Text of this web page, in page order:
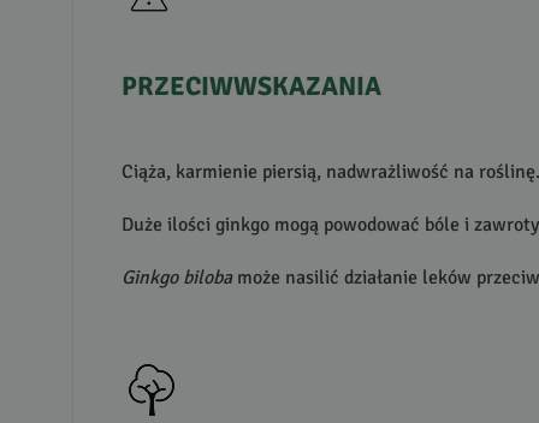
PRZECIWWSKAZANIA
Ciąża, karmienie piersią, nadwrażliwość na roślinę.
Duże ilości ginkgo mogą powodować bóle i
Ginkgo bilobamoże nasilić działanie leków